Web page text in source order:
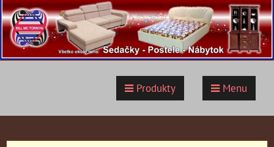
Produkty Menu